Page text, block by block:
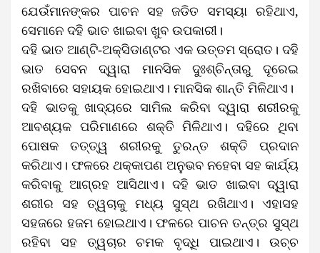
ଯେଉଁମାନଙ୍କର ପାଚନ ସହ ଜଡିତ ସମସ୍ୟା ରହିଥାଏ,
ସେମାନେ ଦହି ଭାତ ଖାଇବା ଖୁବ ଉପକାରୀ।
ଦହି ଭାତ ଆଣ୍ଟି-ଅକ୍ସିଡାଣ୍ଟର ଏକ ଉତ୍ତମ ସ୍ରୋତ। ଦହି
ଭାତ ସେବନ ଦ୍ୱାରା ମାନସିକ ଦୁଃଶ୍ଚିନ୍ତାରୁ ଦୂରେଇ
ରଖିବାରେ ସହାୟକ ହୋଇଥାଏ। ମାନସିକ ଶାନ୍ତି ମିଳିଥାଏ।
ଦହି ଭାତକୁ ଖାଦ୍ୟରେ ସାମିଲ କରିବା ଦ୍ୱାରା ଶରୀରକୁ
ଆବଶ୍ୟକ ପରିମାଣରେ ଶକ୍ତି ମିଳିଥାଏ। ଦହିରେ ଥିବା
ପୋଷକ ତତ୍ତ୍ୱ ଶରୀରକୁ ତୁରନ୍ତ ଶକ୍ତି ପ୍ରଦାନ
କରିଥାଏ। ଫଳରେ ଥକ୍କାପଣ ଅନୁଭବ ନହେବା ସହ କାର୍ଯ୍ୟ
କରିବାକୁ ଆଗ୍ରହ ଆସିଥାଏ। ଦହି ଭାତ ଖାଇବା ଦ୍ୱାରା
ଶରୀର ସହ ତ୍ୱଚାକୁ ମଧ୍ୟ ସୁସ୍ଥ ରଖିଥାଏ। ଏହାସହ
ସହଜରେ ହଜମ ହୋଇଥାଏ। ଫଳରେ ପାଚନ ତନ୍ତ୍ର ସୁସ୍ଥ
ରହିବା ସହ ତ୍ୱଚାର ଚମକ ବୃଦ୍ଧି ପାଇଥାଏ। ଉଚ୍ଚ